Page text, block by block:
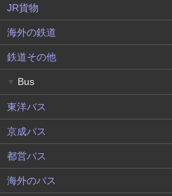
JR貨物
海外の鉄道
鉄道その他
▼ Bus
東洋バス
京成バス
都営バス
海外のバス